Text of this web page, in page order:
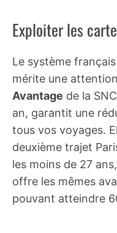
Exploiter les
Le système
mérite une
Avantage de la
an, garantit une
tous vos voyages.
deuxième trajet
les moins de 27
offre les mêmes
pouvant atteindre